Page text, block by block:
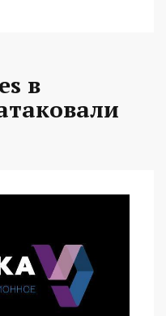
в